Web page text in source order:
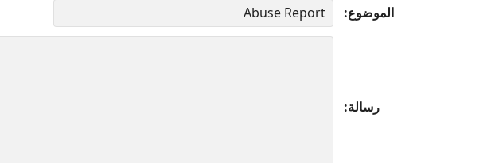
الموضوع
رسالة